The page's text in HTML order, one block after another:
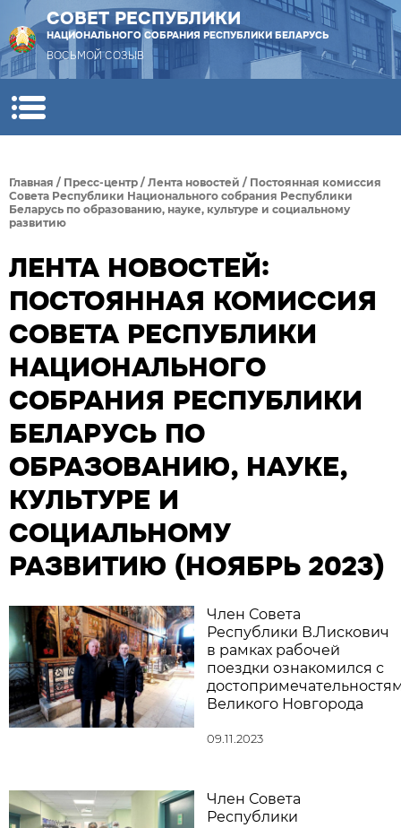
СОВЕТ РЕСПУБЛИКИ
НАЦИОНАЛЬНОГО СОБРАНИЯ РЕСПУБЛИКИ БЕЛАРУСЬ
ВОСЬМОЙ СОЗЫВ
Главная / Пресс-центр / Лента новостей / Постоянная комиссия
Совета Республики Национального собрания Республики
Беларусь по образованию, науке, культуре и социальному
развитию
ЛЕНТА НОВОСТЕЙ:
ПОСТОЯННАЯ КОМИССИЯ
СОВЕТА РЕСПУБЛИКИ
НАЦИОНАЛЬНОГО
СОБРАНИЯ РЕСПУБЛИКИ
БЕЛАРУСЬ ПО
ОБРАЗОВАНИЮ, НАУКЕ,
КУЛЬТУРЕ И
СОЦИАЛЬНОМУ
РАЗВИТИЮ (НОЯБРЬ 2023)
Член Совета
Республики В.Лискович
в рамках рабочей
поездки ознакомился с
Великого Новгорода
09.11.2023
Член Совета
Республики